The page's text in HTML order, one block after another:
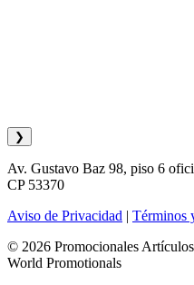
❯
Av. Gustavo Baz 98, piso 6
CP 53370
Aviso de Privacidad | Términos
© 2026 Promocionales
World Promotionals